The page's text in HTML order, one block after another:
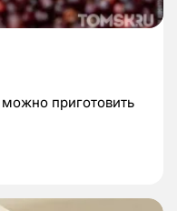
приготовить